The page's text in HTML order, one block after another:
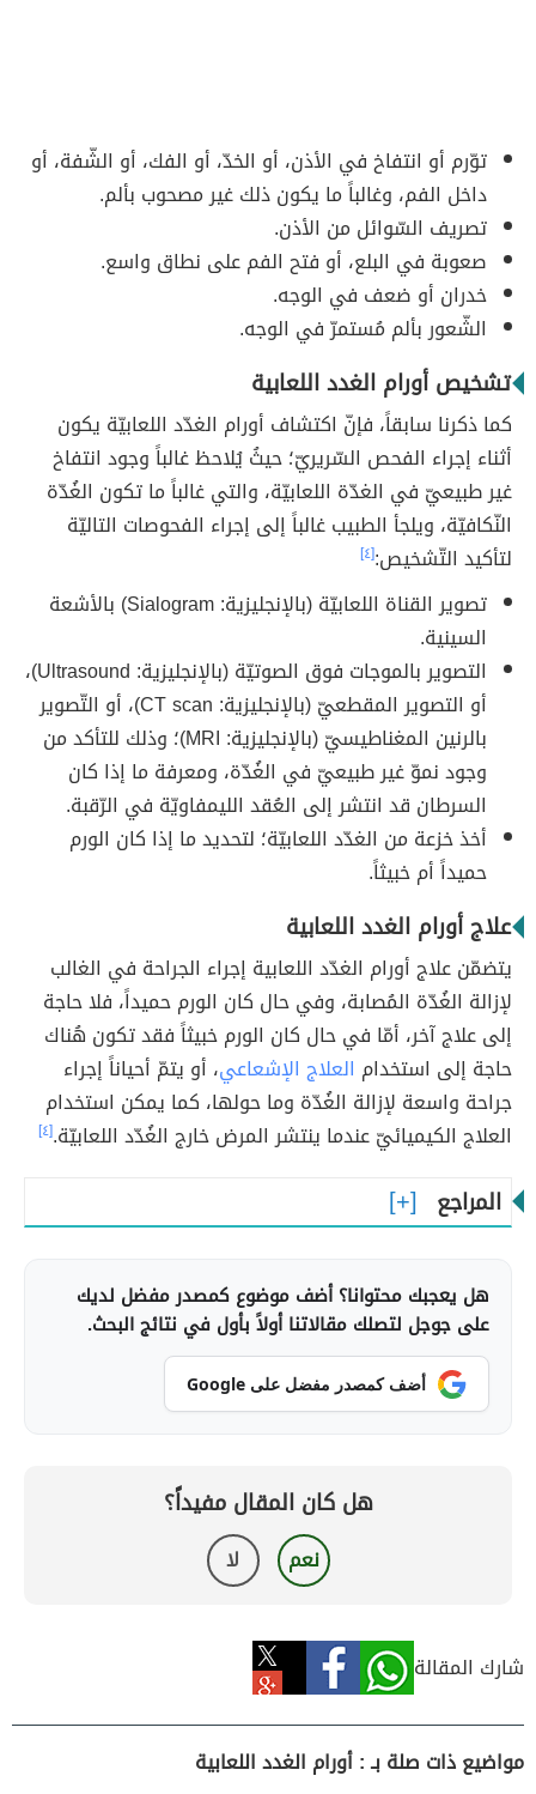
توّرم أو انتفاخ في الأذن، أو الخدّ، أو الفك، أو الشّفة، أو
داخل الفم، وغالباً ما يكون ذلك غير مصحوب بألم.
تصريف السّوائل من الأذن.
صعوبة في البلع، أو فتح الفم على نطاق واسع.
خدران أو ضعف في الوجه.
الشّعور بألم مُستمرّ في الوجه.
تشخيص أورام الغدد اللعابية
كما ذكرنا سابقاً، فإنّ اكتشاف أورام الغدّد اللعابيّة يكون
أثناء إجراء الفحص السّريريّ؛ حيثُ يُلاحظ غالباً وجود انتفاخ
غير طبيعيّ في الغدّة اللعابيّة، والتي غالباً ما تكون الغُدّة
النّكافيّة، ويلجأ الطبيب غالباً إلى إجراء الفحوصات التاليّة
لتأكيد التّشخيص:[٤]
تصوير القناة اللعابيّة (بالإنجليزية: Sialogram) بالأشعة
السينية.
التصوير بالموجات فوق الصوتيّة (بالإنجليزية: Ultrasound)،
أو التصوير المقطعيّ (بالإنجليزية: CT scan)، أو التّصوير
بالرنين المغناطيسيّ (بالإنجليزية: MRI)؛ وذلك للتأكد من
وجود نموّ غير طبيعيّ في الغُدّة، ومعرفة ما إذا كان
السرطان قد انتشر إلى العُقد الليمفاويّة في الرّقبة.
أخذ خزعة من الغدّد اللعابيّة؛ لتحديد ما إذا كان الورم
حميداً أم خبيثاً.
علاج أورام الغدد اللعابية
يتضمّن علاج أورام الغدّد اللعابية إجراء الجراحة في الغالب
لإزالة الغُدّة المُصابة، وفي حال كان الورم حميداً، فلا حاجة
إلى علاج آخر، أمّا في حال كان الورم خبيثاً فقد تكون هُناك
حاجة إلى استخدام العلاج الإشعاعي، أو يتمّ أحياناً إجراء
جراحة واسعة لإزالة الغُدّة وما حولها، كما يمكن استخدام
العلاج الكيميائيّ عندما ينتشر المرض خارج الغُدّد اللعابيّة.[٤]
المراجع
هل يعجبك محتوانا؟ أضف موضوع كمصدر مفضل لديك
على جوجل لتصلك مقالاتنا أولاً بأول في نتائج البحث.
أضف كمصدر مفضل على Google
هل كان المقال مفيداً؟
نعم لا
شارك المقالة
مواضيع ذات صلة بـ : أورام الغدد اللعابية